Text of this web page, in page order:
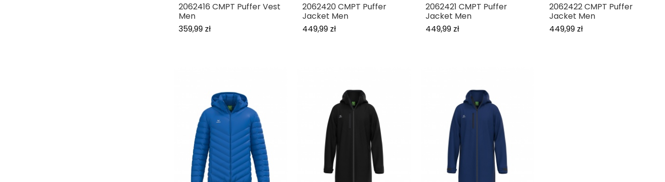
2062416 CMPT Puffer Vest
Men
359,99 zł
2062420 CMPT Puffer
Jacket Men
449,99 zł
2062421 CMPT Puffer
Jacket Men
449,99 zł
2062422 CMPT Puffer
Jacket Men
449,99 zł